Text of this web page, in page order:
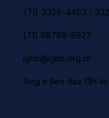
(71) 3329-4463 /
(71) 98798-9527
ighb@ighb.org.br
Seg a Sex das 13h às